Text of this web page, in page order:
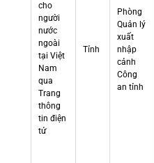
cho
người
nước
ngoài
tại Việt
Nam
qua
Trang
thông
tin điện
tử
Tỉnh
Phòng
Quản lý
xuất
nhập
cảnh
Công
an tỉnh